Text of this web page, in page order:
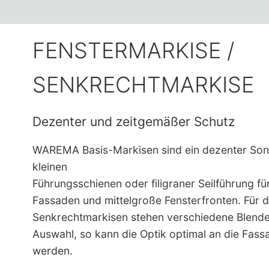
FENSTERMARKISE /
SENKRECHTMARKISE
Dezenter und zeitgemäßer Schutz
WAREMA Basis-Markisen sind ein dezenter
kleinen
Führungsschienen oder filigraner Seilführung
Fassaden und mittelgroße Fensterfronten. Für
Senkrechtmarkisen stehen verschiedene
Auswahl, so kann die Optik optimal an die
werden.